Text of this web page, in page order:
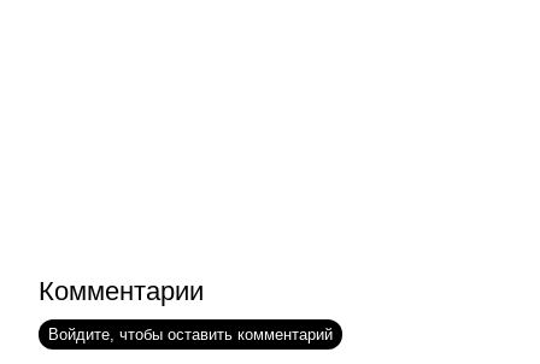
Комментарии
Войдите, чтобы оставить комментарий